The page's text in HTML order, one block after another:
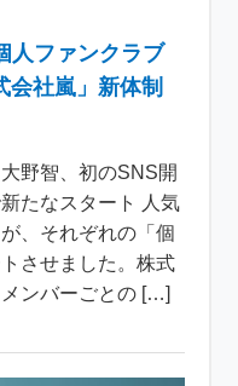
人ファンクラブ
社嵐」新体制
野智、初のSNS開
たなスタート 人気
、それぞれの「個
させました。株式
ンバーごとの […]